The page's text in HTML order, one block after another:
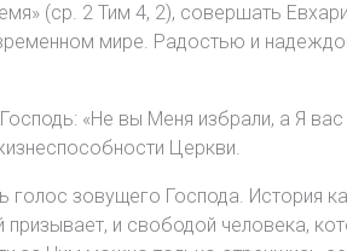
(ср. 2 Тим 4, 2), совершать
мире. Радостью и
«Не вы Меня избрали, а Я
Церкви.
зовущего Господа. История
и свободой человека,